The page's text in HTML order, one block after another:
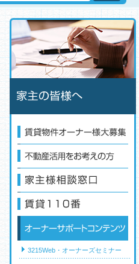
3215Web・オーナーズセミナー